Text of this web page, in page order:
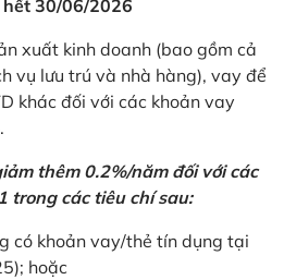
30/06/2026
xuất kinh doanh (bao gồm cả
vụ lưu trú và nhà hàng), vay để
khác đối với các khoản vay
thêm 0.2%/năm đối với các
trong các tiêu chí sau:
có khoản vay/thẻ tín dụng tại
hoặc